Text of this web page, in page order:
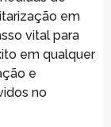
em
vital para
em qualquer
e
no